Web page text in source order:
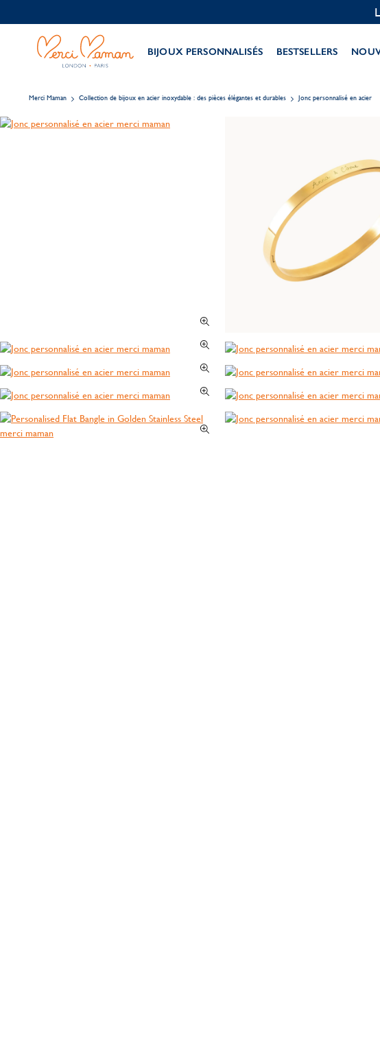
BIJOUX PERSONNALISÉS BESTSELLERS
Merci Maman Collection de bijoux en acier inoxydable : des pièces élégantes et durables Jonc personnalisé en acier